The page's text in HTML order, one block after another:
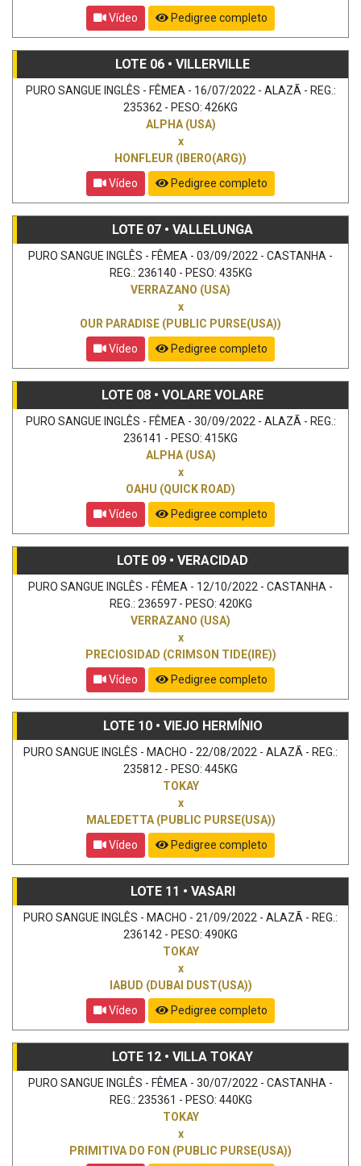
Vídeo Pedigree completo
LOTE 06 • VILLERVILLE
PURO SANGUE INGLÊS - FÊMEA - 16/07/2022 - ALAZÃ - REG.:
235362 - PESO: 426KG
ALPHA (USA)
x
HONFLEUR (IBERO(ARG))
Vídeo
Pedigree completo
LOTE 07 • VALLELUNGA
PURO SANGUE INGLÊS - FÊMEA - 03/09/2022 - CASTANHA -
REG.: 236140 - PESO: 435KG
VERRAZANO (USA)
x
OUR PARADISE (PUBLIC PURSE(USA))
Vídeo
Pedigree completo
LOTE 08 • VOLARE VOLARE
PURO SANGUE INGLÊS - FÊMEA - 30/09/2022 - ALAZÃ - REG.:
236141 - PESO: 415KG
ALPHA (USA)
x
OAHU (QUICK ROAD)
Vídeo
Pedigree completo
LOTE 09 • VERACIDAD
PURO SANGUE INGLÊS - FÊMEA - 12/10/2022 - CASTANHA -
REG.: 236597 - PESO: 420KG
VERRAZANO (USA)
x
PRECIOSIDAD (CRIMSON TIDE(IRE))
Vídeo
Pedigree completo
LOTE 10 • VIEJO HERMÍNIO
PURO SANGUE INGLÊS - MACHO - 22/08/2022 - ALAZÃ - REG.:
235812 - PESO: 445KG
TOKAY
x
MALEDETTA (PUBLIC PURSE(USA))
Vídeo
Pedigree completo
LOTE 11 • VASARI
PURO SANGUE INGLÊS - MACHO - 21/09/2022 - ALAZÃ - REG.:
236142 - PESO: 490KG
TOKAY
x
IABUD (DUBAI DUST(USA))
Vídeo
Pedigree completo
LOTE 12 • VILLA TOKAY
PURO SANGUE INGLÊS - FÊMEA - 30/07/2022 - CASTANHA -
REG.: 235361 - PESO: 440KG
TOKAY
x
PRIMITIVA DO FON (PUBLIC PURSE(USA))